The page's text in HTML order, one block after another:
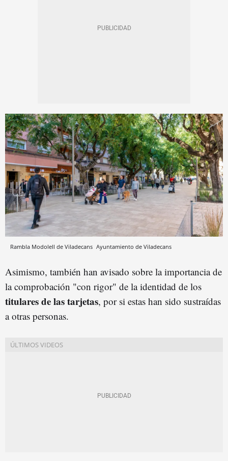
Rambla Modolell de Viladecans Ayuntamiento de Viladecans
Asimismo, también han avisado sobre la importancia de
la comprobación "con rigor" de la identidad de los
titulares de las tarjetas, por si estas han sido sustraídas
a otras personas.